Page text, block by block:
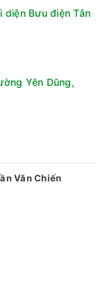
MDV 18.000
để làm mát cho
BTU MDVF-
diện Bưu điện Tân
Yên Dũng,
Văn Chiến